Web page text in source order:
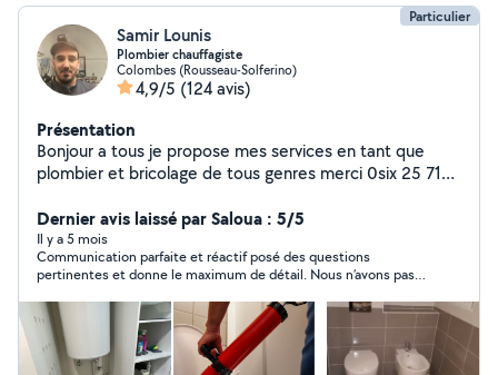
Particulier
Samir Lounis
Plombier chauffagiste
Colombes (Rousseau-Solferino)
4,9/5 (124 avis)
Présentation
Bonjour a tous je propose mes services en tant que
plombier et bricolage de tous genres merci 0six 25 71
Dernier avis laissé par Saloua : 5/5
Il y a 5 mois
Communication parfaite et réactif posé des questions
pertinentes et donne le maximum de détail. Nous n’avons pas
d’autre.